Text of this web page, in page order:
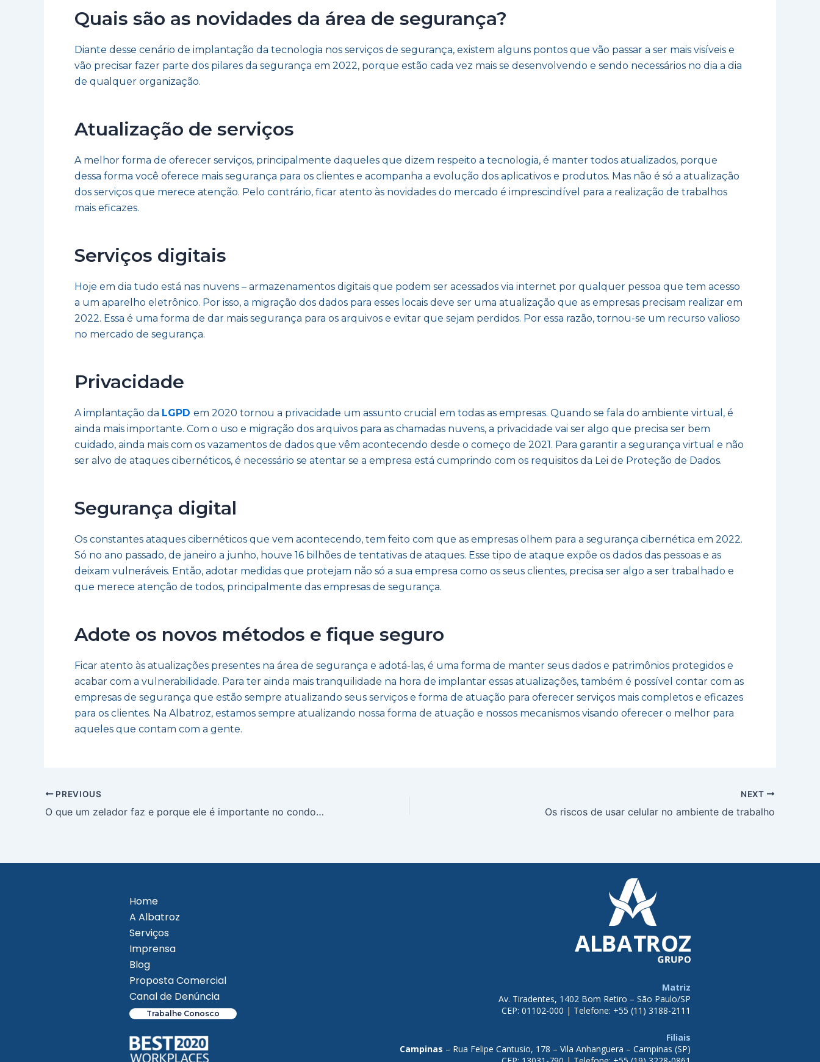
Quais são as novidades da área de segurança?
Diante desse cenário de implantação da tecnologia nos serviços de segurança, existem alguns pontos que vão passar a ser mais visíveis e
vão precisar fazer parte dos pilares da segurança em 2022, porque estão cada vez mais se desenvolvendo e sendo necessários no dia a dia
de qualquer organização.
Atualização de serviços
A melhor forma de oferecer serviços, principalmente daqueles que dizem respeito a tecnologia, é manter todos atualizados, porque
dessa forma você oferece mais segurança para os clientes e acompanha a evolução dos aplicativos e produtos. Mas não é só a atualização
dos serviços que merece atenção. Pelo contrário, ficar atento às novidades do mercado é imprescindível para a realização de trabalhos
mais eficazes.
Serviços digitais
Hoje em dia tudo está nas nuvens – armazenamentos digitais que podem ser acessados via internet por qualquer pessoa que tem acesso
a um aparelho eletrônico. Por isso, a migração dos dados para esses locais deve ser uma atualização que as empresas precisam realizar em
2022. Essa é uma forma de dar mais segurança para os arquivos e evitar que sejam perdidos. Por essa razão, tornou-se um recurso valioso
no mercado de segurança.
Privacidade
A implantação da LGPD em 2020 tornou a privacidade um assunto crucial em todas as empresas. Quando se fala do ambiente virtual, é
ainda mais importante. Com o uso e migração dos arquivos para as chamadas nuvens, a privacidade vai ser algo que precisa ser bem
cuidado, ainda mais com os vazamentos de dados que vêm acontecendo desde o começo de 2021. Para garantir a segurança virtual e não
ser alvo de ataques cibernéticos, é necessário se atentar se a empresa está cumprindo com os requisitos da Lei de Proteção de Dados.
Segurança digital
Os constantes ataques cibernéticos que vem acontecendo, tem feito com que as empresas olhem para a segurança cibernética em 2022.
Só no ano passado, de janeiro a junho, houve 16 bilhões de tentativas de ataques. Esse tipo de ataque expõe os dados das pessoas e as
deixam vulneráveis. Então, adotar medidas que protejam não só a sua empresa como os seus clientes, precisa ser algo a ser trabalhado e
que merece atenção de todos, principalmente das empresas de segurança.
Adote os novos métodos e fique seguro
Ficar atento às atualizações presentes na área de segurança e adotá-las, é uma forma de manter seus dados e patrimônios protegidos e
acabar com a vulnerabilidade. Para ter ainda mais tranquilidade na hora de implantar essas atualizações, também é possível contar com as
empresas de segurança que estão sempre atualizando seus serviços e forma de atuação para oferecer serviços mais completos e eficazes
para os clientes. Na Albatroz, estamos sempre atualizando nossa forma de atuação e nossos mecanismos visando oferecer o melhor para
aqueles que contam com a gente.
PREVIOUS
O que um zelador faz e porque ele é importante no condomínio?
NEXT
Os riscos de usar celular no ambiente de trabalho
Home
A Albatroz
Serviços
Imprensa
Blog
Proposta Comercial
Canal de Denúncia
Trabalhe Conosco
Matriz
Av. Tiradentes, 1402 Bom Retiro – São Paulo/SP
CEP: 01102-000 | Telefone: +55 (11) 3188-2111
Filiais
Campinas – Rua Felipe Cantusio, 178 – Vila Anhanguera – Campinas (SP)